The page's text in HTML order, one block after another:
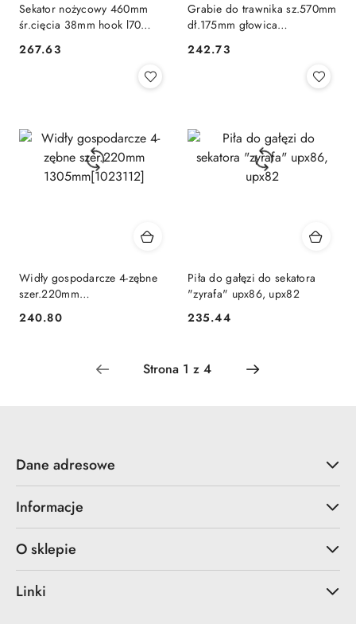
Sekator nożycowy 460mm
śr.cięcia 38mm hook l70
Cena:
267.63
Grabie do trawnika sz.570mm
dł.175mm głowica
Cena:
242.73
Widły gospodarcze 4-zębne
szer.220mm
Cena:
240.80
Piła do gałęzi do sekatora
"zyrafa" upx86, upx82
Cena:
235.44
Dane adresowe
Informacje
O sklepie
Linki